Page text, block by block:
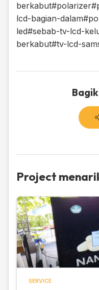
berkabut#polarizer
lcd-bagian-dalam
led#sebab-tv-lcd-
berkabut#tv-lcd-
Project
SERVICE